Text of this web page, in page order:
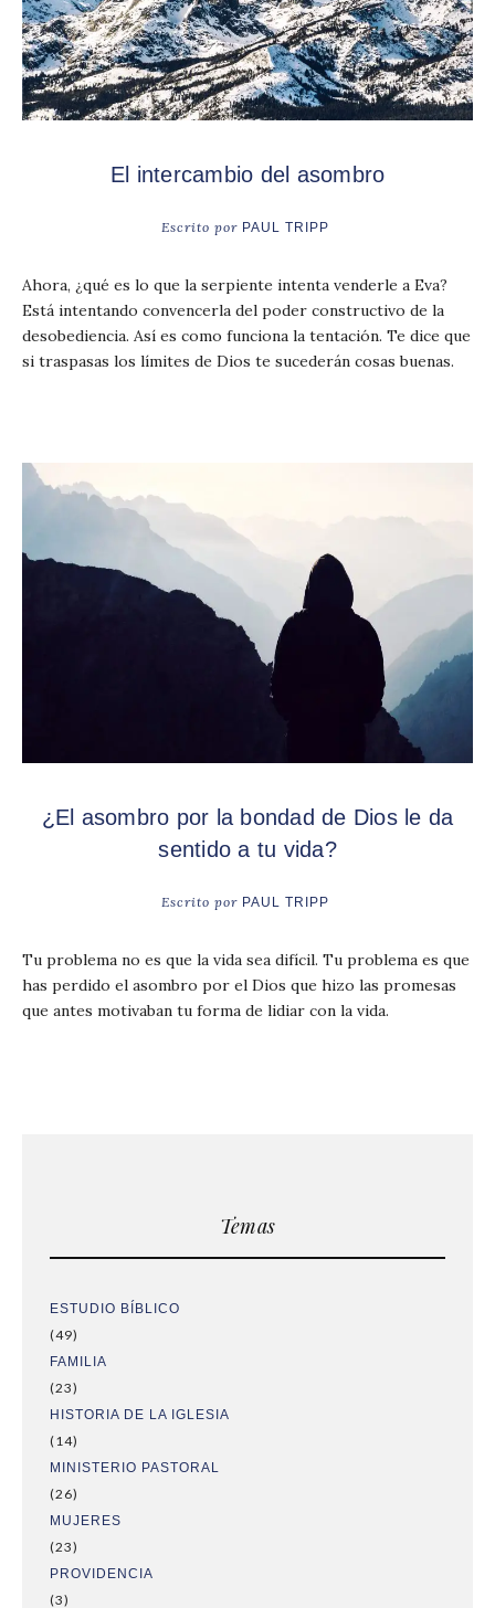
El intercambio del asombro
Escrito por PAUL TRIPP
Ahora, ¿qué es lo que la serpiente intenta venderle a Eva?
Está intentando convencerla del poder constructivo de la
desobediencia. Así es como funciona la tentación. Te dice que
si traspasas los límites de Dios te sucederán cosas buenas.
¿El asombro por la bondad de Dios le da
sentido a tu vida?
Escrito por PAUL TRIPP
Tu problema no es que la vida sea difícil. Tu problema es que
has perdido el asombro por el Dios que hizo las promesas
que antes motivaban tu forma de lidiar con la vida.
Temas
ESTUDIO BÍBLICO
(49)
FAMILIA
(23)
HISTORIA DE LA IGLESIA
(14)
MINISTERIO PASTORAL
(26)
MUJERES
(23)
PROVIDENCIA
(3)